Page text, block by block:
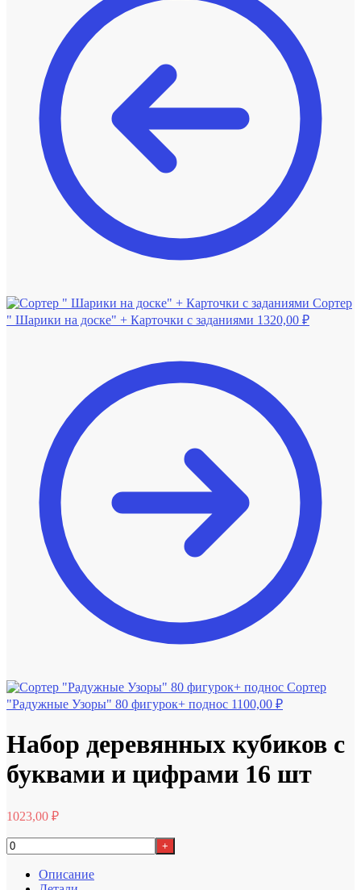
Сортер
" Шарики на доске" + Карточки с заданиями 1320,00 ₽
Сортер
"Радужные Узоры" 80 фигурок+ поднос 1100,00 ₽
Набор деревянных кубиков с
буквами и цифрами 16 шт
1023,00 ₽
+
Описание